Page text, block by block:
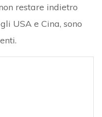
restare indietro
USA e Cina, sono